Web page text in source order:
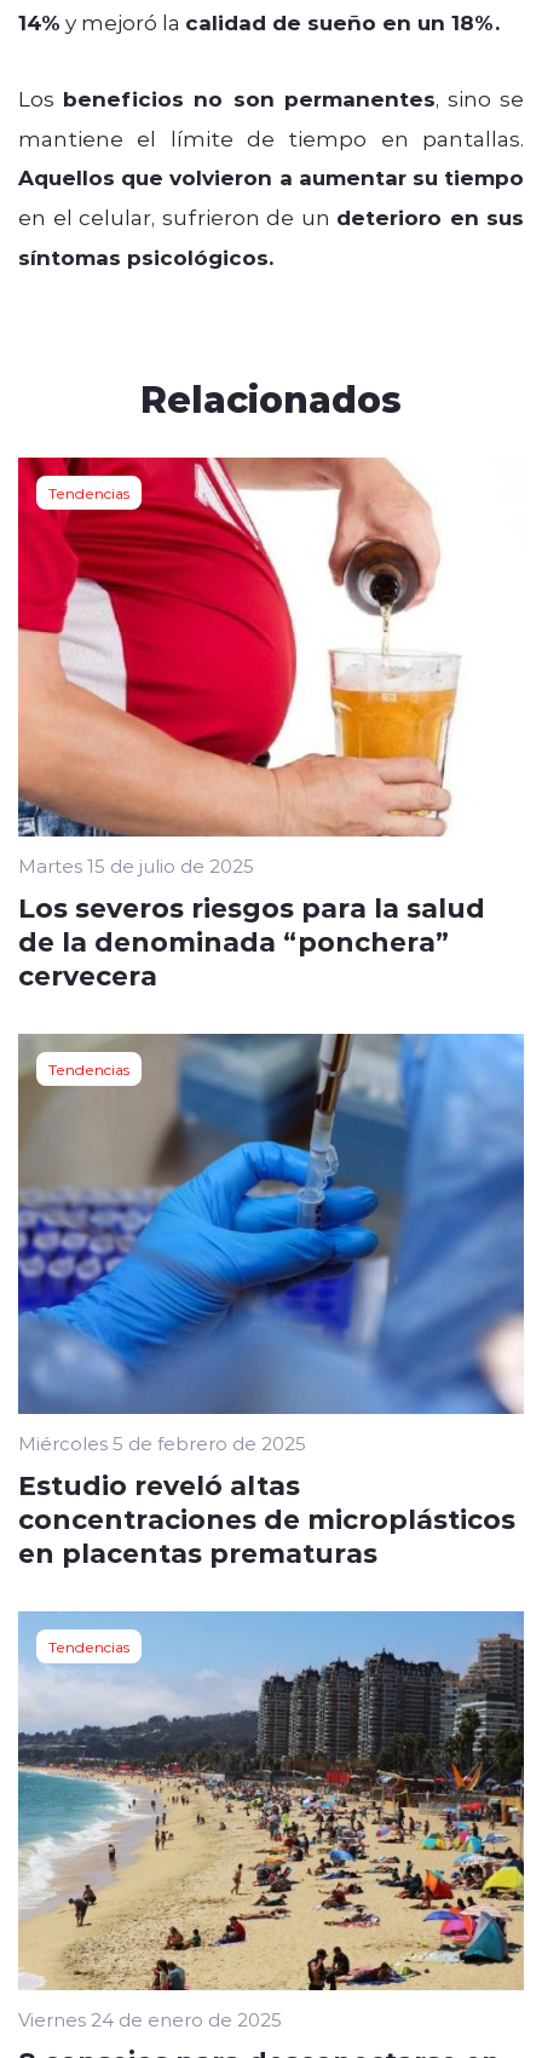
14% y mejoró la calidad de sueño en un 18%.
Los beneficios no son permanentes, sino se
mantiene el límite de tiempo en pantallas.
Aquellos que volvieron a aumentar su tiempo
en el celular, sufrieron de un deterioro en sus
síntomas psicológicos.
Relacionados
Tendencias
Martes 15 de julio de 2025
Los severos riesgos para la salud
de la denominada “ponchera”
cervecera
Tendencias
Miércoles 5 de febrero de 2025
Estudio reveló altas
concentraciones de microplásticos
en placentas prematuras
Tendencias
Viernes 24 de enero de 2025